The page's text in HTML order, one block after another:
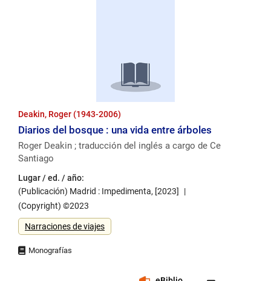
Deakin, Roger (1943-2006)
Diarios del bosque : una vida entre árboles
Roger Deakin ; traducción del inglés a cargo de Ce
Santiago
Lugar / ed. / año:
(Publicación) Madrid : Impedimenta, [2023]
(Copyright) ©2023
Género
Narraciones de viajes